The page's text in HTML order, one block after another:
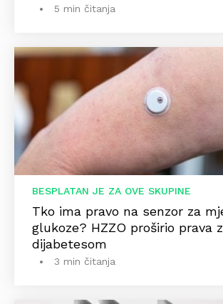
5 min čitanja
BESPLATAN JE ZA OVE SKUPINE
Tko ima pravo na senzor za
glukoze? HZZO proširio prava
dijabetesom
3 min čitanja